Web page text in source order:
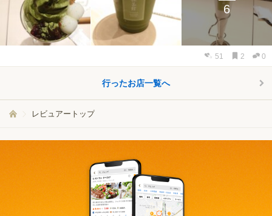
6
51 2 0
行ったお店一覧へ
レビュアートップ